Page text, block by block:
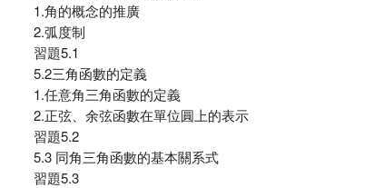
1.角的概念的推廣
2.弧度制
習題5.1
5.2三角函數的定義
1.任意角三角函數的定義
2.正弦、余弦函數在單位圓上的表示
習題5.2
5.3 同角三角函數的基本關系式
習題5.3